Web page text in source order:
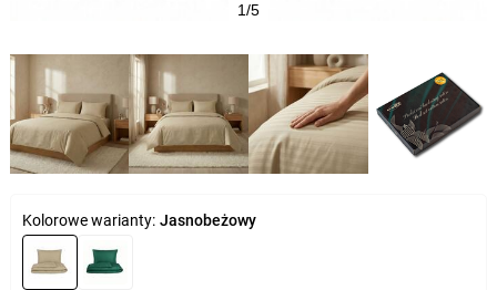
1/5
Kolorowe warianty: Jasnobeżowy